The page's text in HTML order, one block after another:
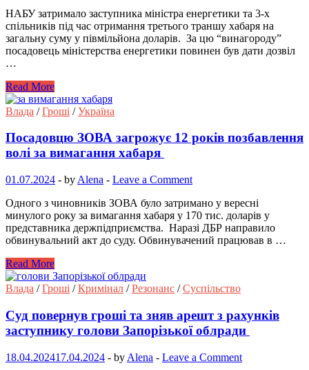
НАБУ затримало заступника міністра енергетики та 3-х
спільників під час отримання третього траншу хабаря на
загальну суму у півмільйона доларів. За цю “винагороду”
посадовець міністерства енергетики повинен був дати дозвіл
…
Read More
Влада /Гроші /Україна
Посадовцю ЗОВА загрожує 12 років позбавлення
волі за вимагання хабаря
01.07.2024 - by Alena - Leave a Comment
Одного з чиновників ЗОВА було затримано у вересні
минулого року за вимагання хабаря у 170 тис. доларів у
представника держпідприємства. Наразі ДБР направило
обвинувальний акт до суду. Обвинувачений працював в …
Read More
Влада /Гроші /Кримінал /Резонанс /Суспільство
Суд повернув гроші та зняв арешт з рахунків
заступнику голови Запорізької облради
18.04.202417.04.2024 - by Alena - Leave a Comment